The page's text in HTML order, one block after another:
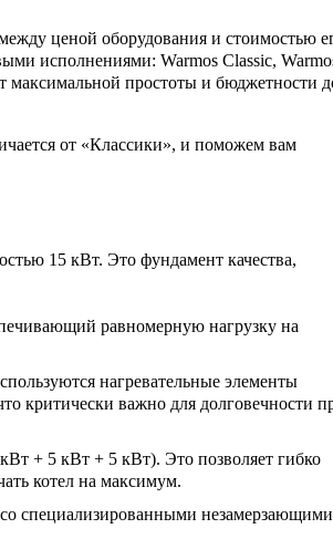
ценой оборудования и стоимостью
исполнениями: Warmos Classic,
максимальной простоты и бюджетности
от «Классики», и поможем вам
15 кВт. Это фундамент качества,
равномерную нагрузку на
нагревательные элементы
критически важно для долговечности
+ 5 кВт + 5 кВт). Это позволяет гибко
котел на максимум.
специализированными незамерзающими